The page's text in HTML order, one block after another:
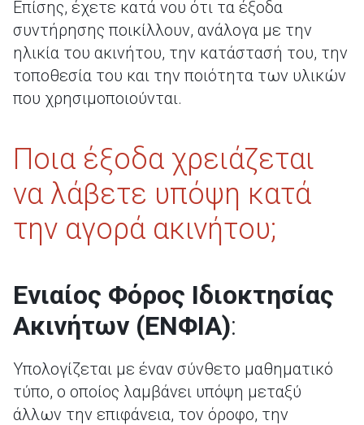
Επίσης, έχετε κατά νου ότι τα έξοδα
συντήρησης ποικίλλουν, ανάλογα με την
ηλικία του ακινήτου, την κατάστασή του, την
τοποθεσία του και την ποιότητα των υλικών
που χρησιμοποιούνται.
Ποια έξοδα χρειάζεται
να λάβετε υπόψη κατά
την αγορά ακινήτου;
Ενιαίος Φόρος Ιδιοκτησίας
Ακινήτων (ΕΝΦΙΑ):
Υπολογίζεται με έναν σύνθετο μαθηματικό
τύπο, ο οποίος λαμβάνει υπόψη μεταξύ
άλλων την επιφάνεια, τον όροφο, την